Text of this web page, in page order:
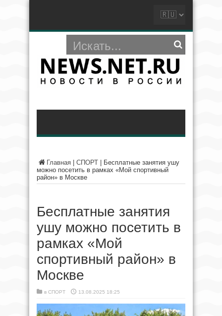
Главная СПОРТ
Бесплатные занятия ушу
можно посетить в рамках «Мой спортивный
район» в Москве
Бесплатные занятия
ушу можно посетить в
рамках «Мой
спортивный район» в
Москве
в СПОРТ 13.08.2025 18:25